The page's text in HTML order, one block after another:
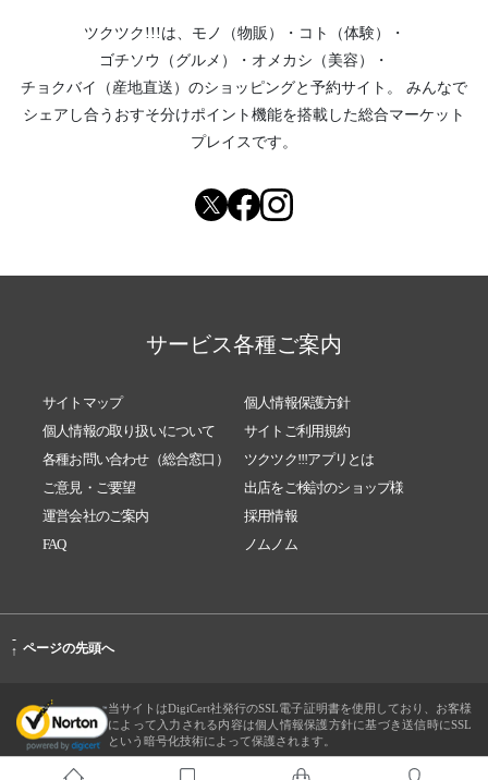
ツクツク!!!は、 モノ（物販） ・ コト（体験）
・
ゴチソウ（グルメ）
・ オメカシ（美容）
・
チョクバイ（産地直送） のショッピングと予約サイト。
みんなで
シェアし合う おすそ分けポイント機能を搭載した総合マーケット
プレイスです。
サービス各種ご案内
サイトマップ
個人情報保護方針
個人情報の取り扱いについて
サイトご利用規約
各種お問い合わせ（総合窓口）
ツクツク!!!アプリとは
ご意見・ご要望
出店をご検討のショップ様
運営会社のご案内
採用情報
FAQ
ノムノム
-
↑ ページの先頭へ
当サイトはDigiCert社発行のSSL電子証明書を使用しており、お客様
によって入力される内容は個人情報保護方針に基づき送信時にSSL
という暗号化技術によって保護されます。